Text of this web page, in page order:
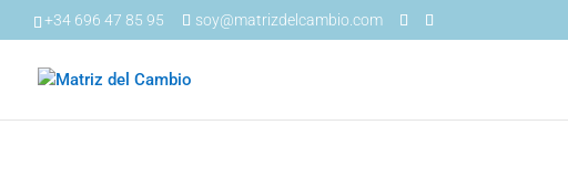
+34 696 47 85 95 soy@matrizdelcambio.com